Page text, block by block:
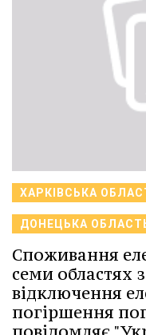
ХАРКІВСЬКА
ДОНЕЦЬКА
Споживання
семи областях
відключення
погіршення